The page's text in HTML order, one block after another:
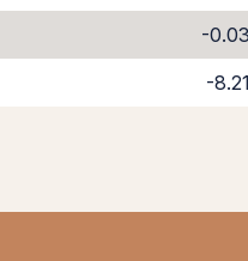
-0.03
-8.21